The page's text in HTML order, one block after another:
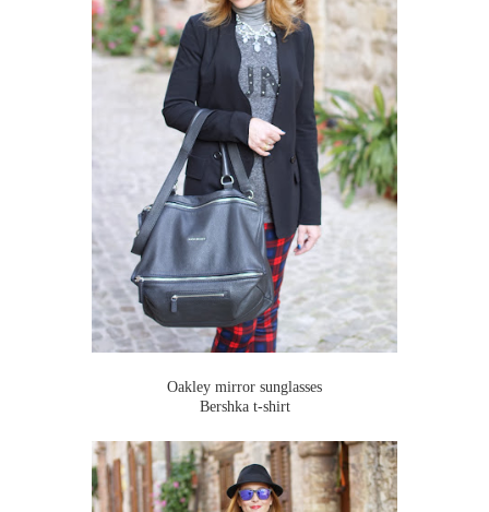
Oakley mirror sunglasses
Bershka t-shirt